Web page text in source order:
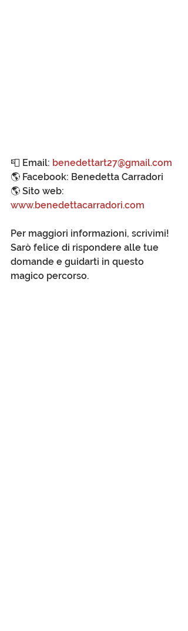
📮 Email: benedettart27@gmail.com
🌎 Facebook: Benedetta Carradori
🌎 Sito web:
www.benedettacarradori.com
Per maggiori informazioni, scrivimi!
Sarò felice di rispondere alle tue
domande e guidarti in questo
magico percorso.